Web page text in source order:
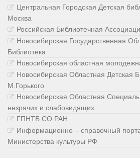
Центральная Городская Детская
Москва
Российская Библиотечная
Новосибирская Государственная
Библиотека
Новосибирская областная
Новосибирская Областная Детская
М.Горького
Новосибирская Областная
незрячих и слабовидящих
ГПНТБ СО РАН
Информационно – справочный
Министерства культуры РФ